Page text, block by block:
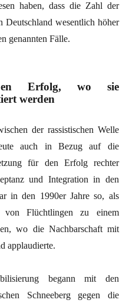
haben, dass die Zahl der
Deutschland wesentlich höher
genannten Fälle.
Erfolg, wo sie
werden
der rassistischen Welle
auch in Bezug auf die
für den Erfolg rechter
und Integration in den
in den 1990er Jahre so, als
Flüchtlingen zu einem
wo die Nachbarschaft mit
applaudierte.
begann mit den
Schneeberg gegen die